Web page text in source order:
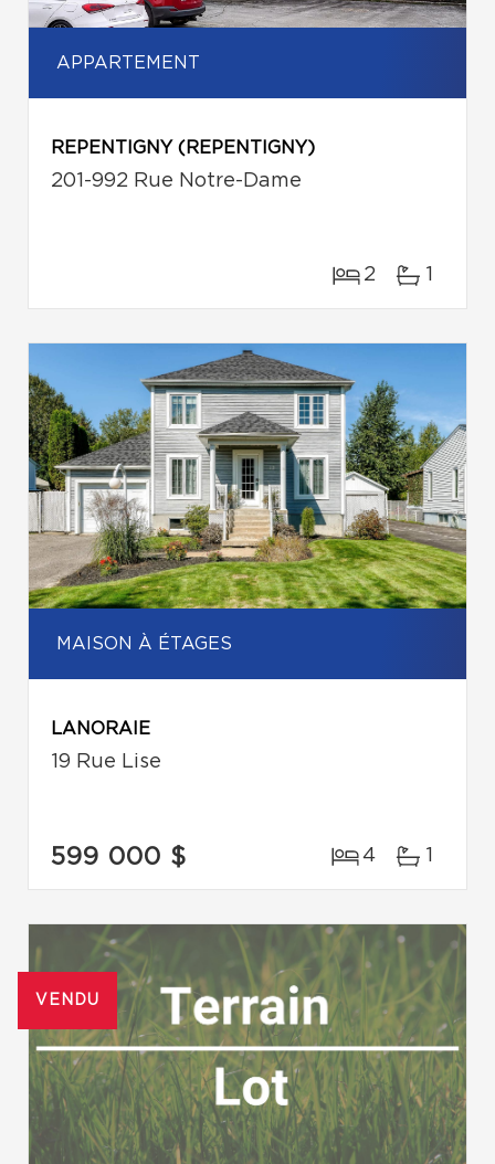
APPARTEMENT
REPENTIGNY (REPENTIGNY)
201-992 Rue Notre-Dame
2 1
MAISON À ÉTAGES
LANORAIE
19 Rue Lise
599 000 $ 4 1
VENDU